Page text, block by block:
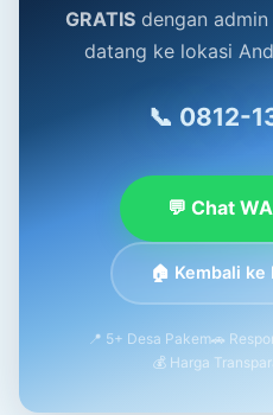
GRATISdengan admin
datang ke lokasi
📞 0812-
💬 Chat
🏠 Kembali ke
📍 5+ Desa Pakem🚗
💰 Harga